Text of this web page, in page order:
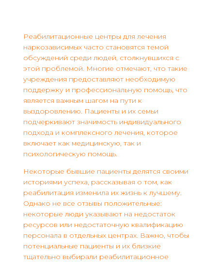
Реабилитационные центры для лечения
наркозависимых часто становятся темой
обсуждений среди людей, столкнувшихся с
этой проблемой. Многие отмечают, что такие
учреждения предоставляют необходимую
поддержку и профессиональную помощь, что
является важным шагом на пути к
выздоровлению. Пациенты и их семьи
подчеркивают значимость индивидуального
подхода и комплексного лечения, которое
включает как медицинскую, так и
психологическую помощь.
Некоторые бывшие пациенты делятся своими
историями успеха, рассказывая о том, как
реабилитация изменила их жизнь к лучшему.
Однако не все отзывы положительные:
некоторые люди указывают на недостаток
ресурсов или недостаточную квалификацию
персонала в отдельных центрах. Важно, чтобы
потенциальные пациенты и их близкие
тщательно выбирали реабилитационное